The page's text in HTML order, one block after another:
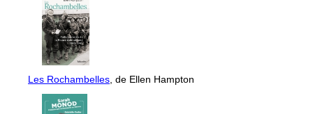
Les Rochambelles , de Ellen Hampton